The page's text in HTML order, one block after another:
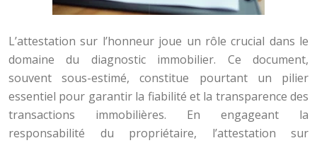
L’attestation sur l’honneur joue un rôle crucial dans le
domaine du diagnostic immobilier. Ce document,
souvent sous-estimé, constitue pourtant un pilier
essentiel pour garantir la fiabilité et la transparence des
transactions immobilières. En engageant la
responsabilité du propriétaire, l’attestation sur